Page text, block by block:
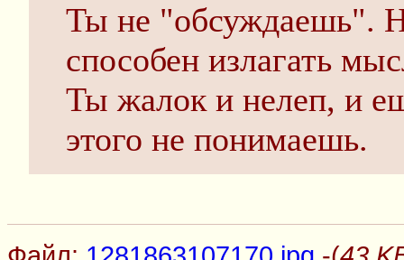
Ты не "обсуждаешь".
способен излагать
Ты жалок и нелеп, и
этого не понимаешь.